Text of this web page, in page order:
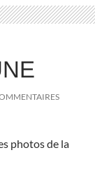
photos de la